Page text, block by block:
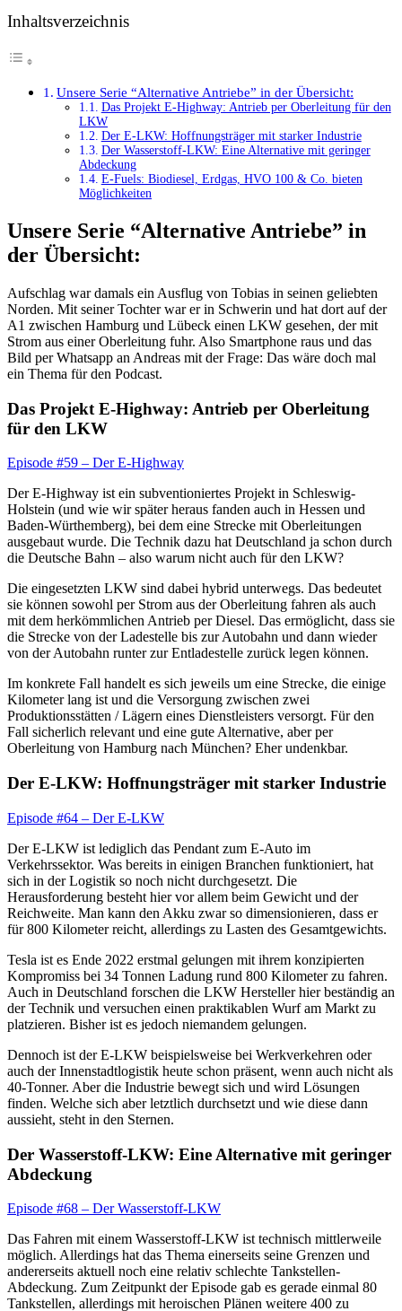
Inhaltsverzeichnis
Unsere Serie “Alternative Antriebe” in der Übersicht:
Das Projekt E-Highway: Antrieb per Oberleitung für den
LKW
Der E-LKW: Hoffnungsträger mit starker Industrie
Der Wasserstoff-LKW: Eine Alternative mit geringer
Abdeckung
E-Fuels: Biodiesel, Erdgas, HVO 100 & Co. bieten
Möglichkeiten
Unsere Serie “Alternative Antriebe” in
der Übersicht:
Aufschlag war damals ein Ausflug von Tobias in seinen geliebten
Norden. Mit seiner Tochter war er in Schwerin und hat dort auf der
A1 zwischen Hamburg und Lübeck einen LKW gesehen, der mit
Strom aus einer Oberleitung fuhr. Also Smartphone raus und das
Bild per Whatsapp an Andreas mit der Frage: Das wäre doch mal
ein Thema für den Podcast.
Das Projekt E-Highway: Antrieb per Oberleitung
für den LKW
Episode #59 – Der E-Highway
Der E-Highway ist ein subventioniertes Projekt in Schleswig-
Holstein (und wie wir später heraus fanden auch in Hessen und
Baden-Würthemberg), bei dem eine Strecke mit Oberleitungen
ausgebaut wurde. Die Technik dazu hat Deutschland ja schon durch
die Deutsche Bahn – also warum nicht auch für den LKW?
Die eingesetzten LKW sind dabei hybrid unterwegs. Das bedeutet
sie können sowohl per Strom aus der Oberleitung fahren als auch
mit dem herkömmlichen Antrieb per Diesel. Das ermöglicht, dass sie
die Strecke von der Ladestelle bis zur Autobahn und dann wieder
von der Autobahn runter zur Entladestelle zurück legen können.
Im konkrete Fall handelt es sich jeweils um eine Strecke, die einige
Kilometer lang ist und die Versorgung zwischen zwei
Produktionsstätten / Lägern eines Dienstleisters versorgt. Für den
Fall sicherlich relevant und eine gute Alternative, aber per
Oberleitung von Hamburg nach München? Eher undenkbar.
Der E-LKW: Hoffnungsträger mit starker Industrie
Episode #64 – Der E-LKW
Der E-LKW ist lediglich das Pendant zum E-Auto im
Verkehrssektor. Was bereits in einigen Branchen funktioniert, hat
sich in der Logistik so noch nicht durchgesetzt. Die
Herausforderung besteht hier vor allem beim Gewicht und der
Reichweite. Man kann den Akku zwar so dimensionieren, dass er
für 800 Kilometer reicht, allerdings zu Lasten des Gesamtgewichts.
Tesla ist es Ende 2022 erstmal gelungen mit ihrem konzipierten
Kompromiss bei 34 Tonnen Ladung rund 800 Kilometer zu fahren.
Auch in Deutschland forschen die LKW Hersteller hier beständig an
der Technik und versuchen einen praktikablen Wurf am Markt zu
platzieren. Bisher ist es jedoch niemandem gelungen.
Dennoch ist der E-LKW beispielsweise bei Werkverkehren oder
auch der Innenstadtlogistik heute schon präsent, wenn auch nicht als
40-Tonner. Aber die Industrie bewegt sich und wird Lösungen
finden. Welche sich aber letztlich durchsetzt und wie diese dann
aussieht, steht in den Sternen.
Der Wasserstoff-LKW: Eine Alternative mit geringer
Abdeckung
Episode #68 – Der Wasserstoff-LKW
Das Fahren mit einem Wasserstoff-LKW ist technisch mittlerweile
möglich. Allerdings hat das Thema einerseits seine Grenzen und
andererseits aktuell noch eine relativ schlechte Tankstellen-
Abdeckung. Zum Zeitpunkt der Episode gab es gerade einmal 80
Tankstellen, allerdings mit heroischen Plänen weitere 400 zu